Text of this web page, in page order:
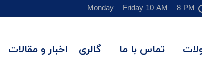
Monday – Friday 10 AM – 8 PM
تماس با ما گالری اخبار و مقالات